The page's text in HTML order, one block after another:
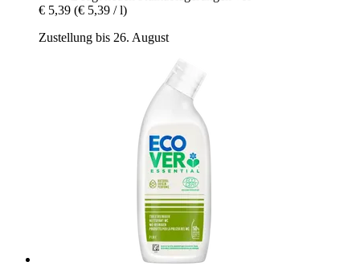
€ 5,39 (€ 5,39 / l)
Zustellung bis 26. August